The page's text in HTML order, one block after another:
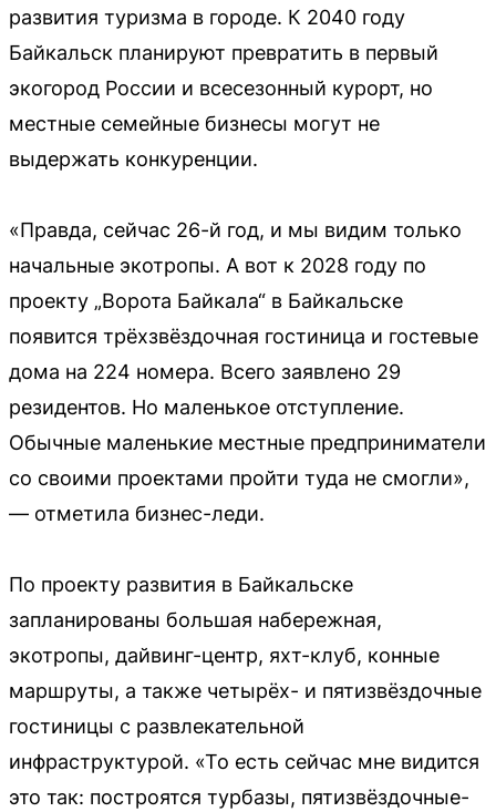
развития туризма в городе. К 2040 году
Байкальск планируют превратить в первый
экогород России и всесезонный курорт, но
местные семейные бизнесы могут не
выдержать конкуренции.
«Правда, сейчас 26-й год, и мы видим только
начальные экотропы. А вот к 2028 году по
проекту „Ворота Байкала“ в Байкальске
появится трёхзвёздочная гостиница и гостевые
дома на 224 номера. Всего заявлено 29
резидентов. Но маленькое отступление.
Обычные маленькие местные предприниматели
со своими проектами пройти туда не смогли»,
— отметила бизнес-леди.
По проекту развития в Байкальске
запланированы большая набережная,
экотропы, дайвинг-центр, яхт-клуб, конные
маршруты, а также четырёх- и пятизвёздочные
гостиницы с развлекательной
инфраструктурой. «То есть сейчас мне видится
это так: построятся турбазы, пятизвёздочные-